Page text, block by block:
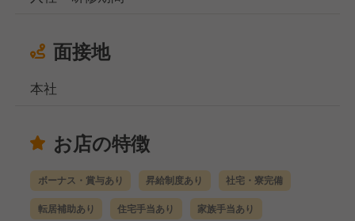
面接地
本社
お店の特徴
ボーナス・賞与あり 昇給制度あり 社宅・寮完備
転居補助あり 住宅手当あり 家族手当あり